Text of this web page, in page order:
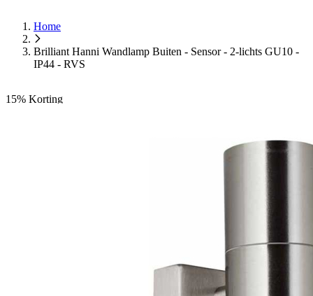
Home
Brilliant Hanni Wandlamp Buiten - Sensor - 2-lichts GU10 -
IP44 - RVS
15% Korting